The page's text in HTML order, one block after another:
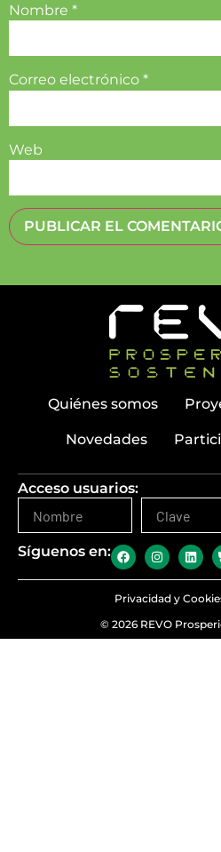
Nombre *
Correo electrónico *
Web
Quiénes somos
Novedades
Acceso usuarios:
Síguenos en:
© 2026 REVO
Privacidad y